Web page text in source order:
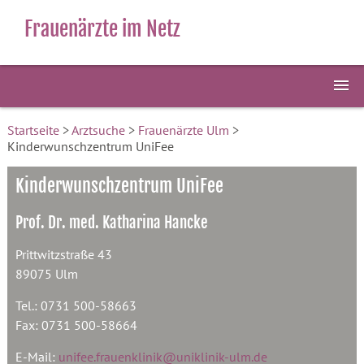
Frauenärzte im Netz
Startseite>Arztsuche> Frauenärzte Ulm >
Kinderwunschzentrum UniFee
Kinderwunschzentrum UniFee
Prof. Dr. med. Katharina Hancke
Prittwitzstraße 43
89075 Ulm
Tel.: 0731 500-58663
Fax: 0731 500-58664
E-Mail: unifee.frauenklinik@uniklinik-ulm.de